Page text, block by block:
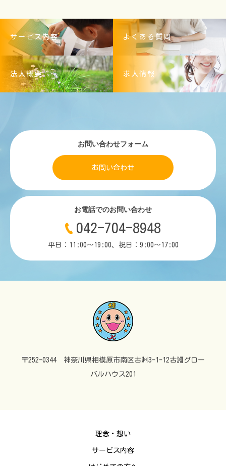
サービス内容 よくある質問
法人概要 求人情報
お問い合わせフォーム
お問い合わせ
お電話でのお問い合わせ
042-704-8948
平日：11:00～19:00、祝日：9:00～17:00
〒252-0344 神奈川県相模原市南区古淵3-1-12古淵グロー
バルハウス201
理念・想い
サービス内容